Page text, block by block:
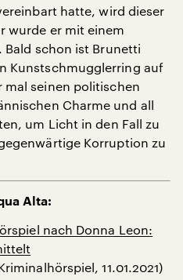
hatte, wird dieser
wurde er mit einem
Bald schon ist Brunetti
Kunstschmugglerring auf
mal seinen politischen
Charme und all
um Licht in den Fall zu
Korruption zu
Alta:
nach Donna Leon:
11.01.2021)